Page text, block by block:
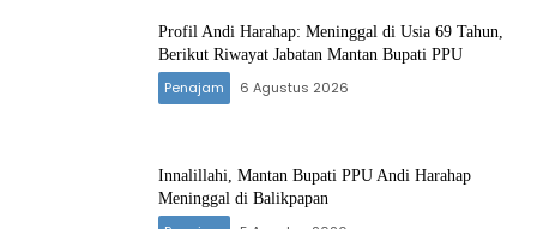
Profil Andi Harahap: Meninggal di Usia 69 Tahun,
Berikut Riwayat Jabatan Mantan Bupati PPU
Penajam 6 Agustus 2026
Innalillahi, Mantan Bupati PPU Andi Harahap
Meninggal di Balikpapan